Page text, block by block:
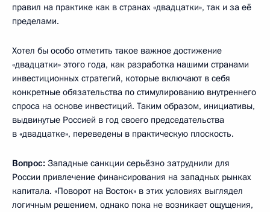
правил на практике как в странах «двадцатки», так и за её
пределами.
Хотел бы особо отметить такое важное достижение
«двадцатки» этого года, как разработка нашими странами
инвестиционных стратегий, которые включают в себя
конкретные обязательства по стимулированию внутреннего
спроса на основе инвестиций. Таким образом, инициативы,
выдвинутые Россией в год своего председательства
в «двадцатке», переведены в практическую плоскость.
Вопрос: Западные санкции серьёзно затруднили для
России привлечение финансирования на западных рынках
капитала. «Поворот на Восток» в этих условиях выглядел
логичным решением, однако пока не возникает ощущения,